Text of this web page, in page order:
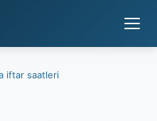
iftar saatleri